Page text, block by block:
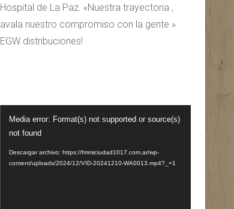
Hospital de La Paz. «Nuestra trayectoria ,
avala nuestro compromiso con la gente »
EGW distribuciones!
de
Media error: Format(s) not supported or source(s)
not found
Descargar archivo: https://fmmiciudad1017.com.ar/wp-
content/uploads/2024/12/VID-20241210-WA0013.mp4?_=1